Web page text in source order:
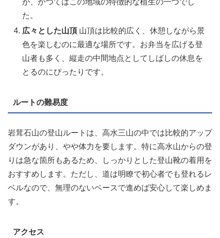
た。
広々とした山頂 山頂は比較的広く、休憩しながら景
色を楽しむのに最適な場所です。お弁当を広げる登
山者も多く、縦走の中間地点としてしばしの休息を
とるのにぴったりです。
ルートの難易度
岩茸石山の登山ルートは、高水三山の中では比較的アップ
ダウンがあり、やや体力を要します。特に高水山からの登
りは急な箇所もあるため、しっかりとした登山靴の着用を
おすすめします。ただし、道は明瞭で初心者でも登れるレ
ベルなので、無理のないペースで進めば安心して楽しめま
す。
アクセス